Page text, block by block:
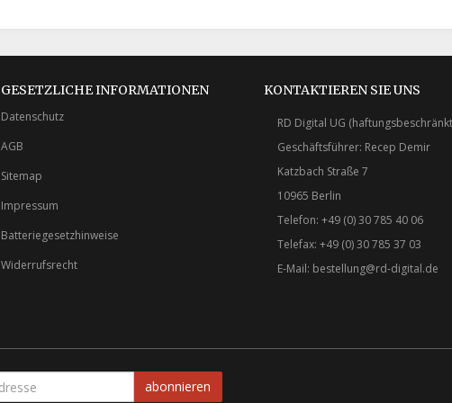
GESETZLICHE INFORMATIONEN
Datenschutz
AGB
Sitemap
Impressum
Batteriegesetzhinweise
Widerrufsrecht
KONTAKTIEREN SIE UNS
RD Digital UG
Geschäftsführer: Recep Demir
Katzbach Straße 7
10965 Berlin
Telefon: +49 (0) 30 785 40 06
Telefax: +49 (0) 30 785 37 03
E-Mail: bestellung@rd-digital.de
abonnieren